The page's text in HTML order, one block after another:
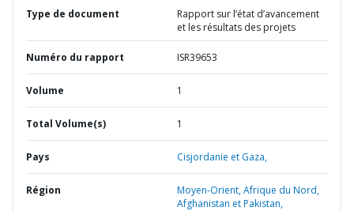
Type de document
Rapport sur l’état d’avancement
et les résultats des projets
Numéro du rapport ISR39653
Volume 1
Total Volume(s) 1
Pays Cisjordanie et Gaza,
Région
Moyen-Orient, Afrique du Nord,
Afghanistan et Pakistan,